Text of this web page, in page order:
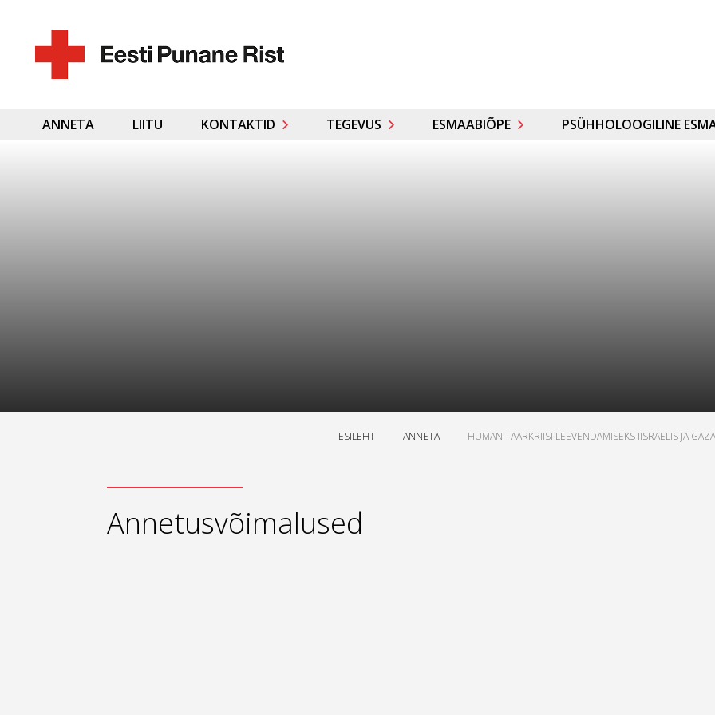
ANNETA LIITU KONTAKTID TEGEVUS ESMAABIÕPE PSÜHHOLOOGILINE
ESILEHT ANNETA HUMANITAARKRIISI LEEVENDAMISEKS IISRAELIS JA
Annetusvõimalused